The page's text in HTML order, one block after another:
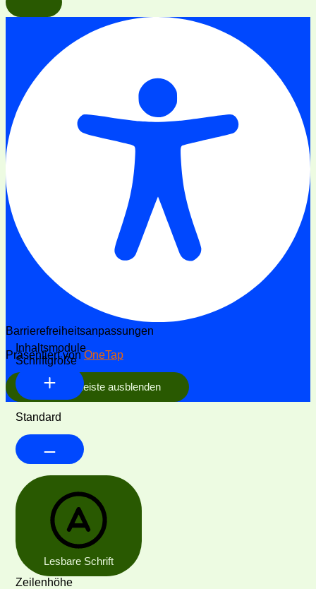
Barrierefreiheitsanpassungen
Präsentiert vonOneTap
Werkzeugleiste ausblenden
Inhaltsmodule
Schriftgröße
Standard
Lesbare Schrift
Zeilenhöhe